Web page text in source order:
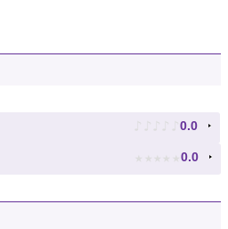
♪ ♪ ♪ ♪ ♪ 0.0
★ ★ ★ ★ ★ 0.0